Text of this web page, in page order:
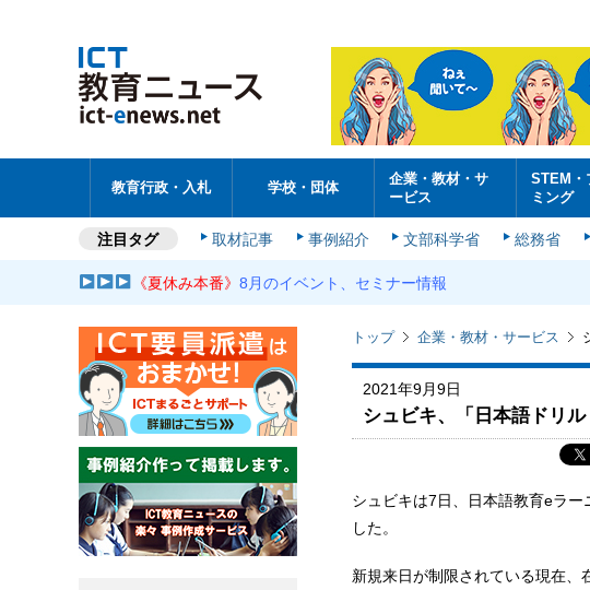
教育行政・入札 学校・団体
企業・教材・サ
ービス
STEM・
ミング
注目タグ 取材記事 事例紹介 文部科学省 総務省
《夏休み本番》8月のイベント、セミナー情報
トップ 企業・教材・サービス
2021年9月9日
シュビキ、「日本語ドリ
シュビキは7日、日本語教育eラ
した。
新規来日が制限されている現在